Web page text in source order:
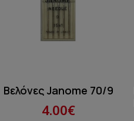
Βελόνες Janome 70/9
4.00€